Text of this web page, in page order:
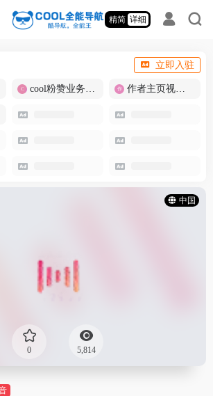
精简 详细
立即入驻
cool粉赞业务商城【爆粉引流】 作者主页视频批量提取
中国
0 5,814